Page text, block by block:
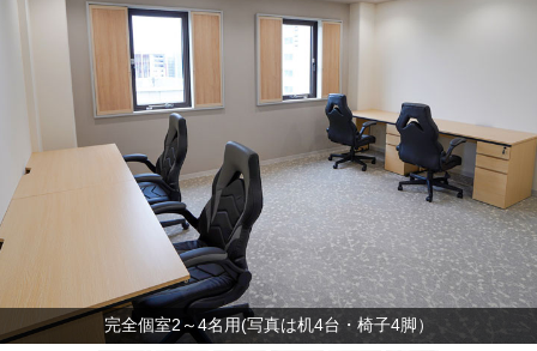
完全個室2～4名用(写真は机4台・椅子4脚）